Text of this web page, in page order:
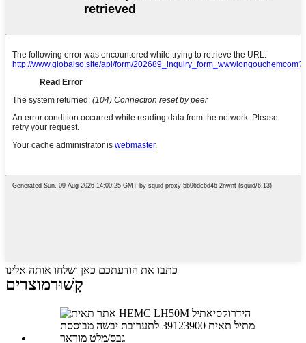
כתבו את הודעתכם כאן ושלחו אותה אלינו
קָשׁוּרמוצרים